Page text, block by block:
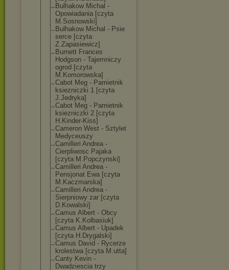
Bulhakow Michal -
Opowiadania [czyta
M.Sosnowski]
Bulhakow Michal - Psie
serce [czyta
Z.Zapasiewicz]
Burnett Frances
Hodgson - Tajemniczy
ogrod [czyta
M.Komorowska]
Cabot Meg - Pamietnik
ksiezniczki 1 [czyta
J.Jedryka]
Cabot Meg - Pamietnik
ksiezniczki 2 [czyta
H.Kinder-Kiss]
Cameron West - Sztylet
Medyceuszy
Camilleri Andrea -
Cierpliwosc Pajaka
[czyta M.Popczynski]
Camilleri Andrea -
Pensjonat Ewa [czyta
M.Kaczmarska]
Camilleri Andrea -
Sierpniowy zar [czyta
D.Kowalski]
Camus Albert - Obcy
[czyta K.Kolbasiuk]
Camus Albert - Upadek
[czyta H.Drygalski]
Camus David - Rycerze
krolestwa [czyta M.utta]
Canty Kevin -
Dwadziescia trzy